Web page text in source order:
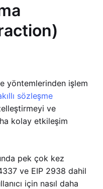
yöntemlerinden işlem
sözleşme
ve
kolay etkileşim
pek çok kez
ve EIP 2938 dahil
için nasıl daha